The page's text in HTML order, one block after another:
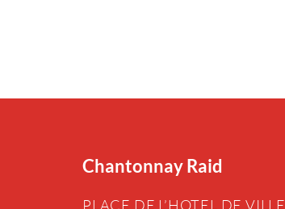
Chantonnay Raid
PLACE DE L’HOTEL DE VILLE